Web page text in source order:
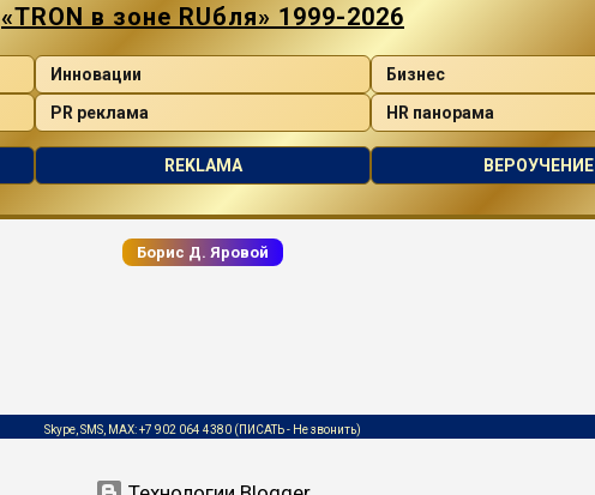
«TRON в зоне RUбля» 1999-2026
Инновации
PR реклама
Бизнес
HR панорама
REKLAMA ВЕРОУЧЕНИЕ
Борис Д. Яровой
Skype, SMS, MAX:+7 902 064 4380 (ПИСАТЬ - Не звонить)